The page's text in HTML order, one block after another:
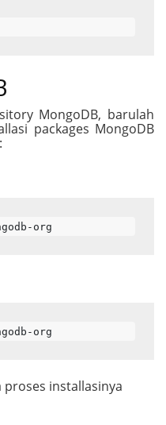
MongoDB, barulah
packages MongoDB
org
org
installasinya